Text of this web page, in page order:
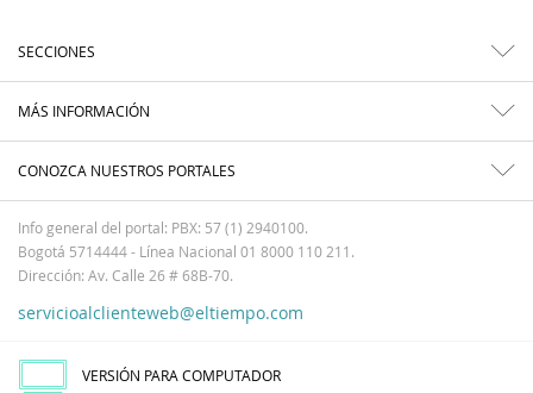
SECCIONES
MÁS INFORMACIÓN
CONOZCA NUESTROS PORTALES
Info general del portal: PBX: 57 (1) 2940100.
Bogotá 5714444 - Línea Nacional 01 8000 110 211.
Dirección: Av. Calle 26 # 68B-70.
servicioalclienteweb@eltiempo.com
VERSIÓN PARA COMPUTADOR